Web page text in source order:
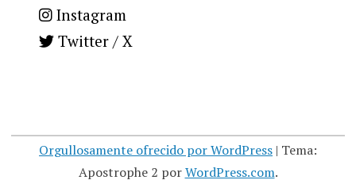
Instagram
Twitter / X
Orgullosamente ofrecido por WordPress | Tema:
Apostrophe 2 porWordPress.com.